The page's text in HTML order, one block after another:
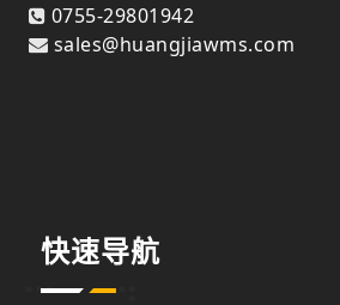
0755-29801942
sales@huangjiawms.com
快速导航